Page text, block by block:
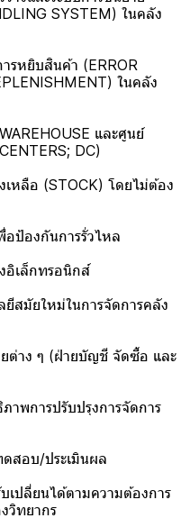
SYSTEM) ในคลัง
รหยิบสินค้า (ERROR
ในคลัง
และศูนย์
DC)
เหลือ (STOCK) โดยไม่ต้อง
อป้องกันการรั่วไหล
อิเล็กทรอนิกส์
สมัยใหม่ในการจัดการคลัง
ต่าง ๆ (ฝ่ายบัญชี จัดซื้อ และ
าพการปรับปรุงการจัดการ
สอบ/ประเมินผล
เปลี่ยนได้ตามความต้องการ
วิทยากร